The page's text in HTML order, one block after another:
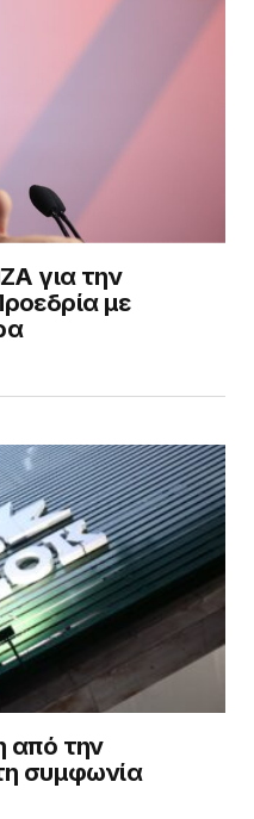
για την
με
από την
συμφωνία